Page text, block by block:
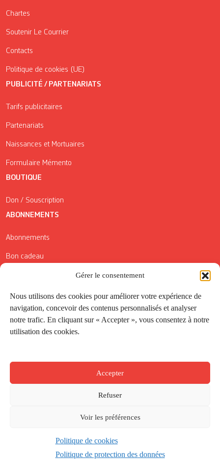
Gérer le consentement
Nous utilisons des cookies pour améliorer votre expérience de
navigation, concevoir des contenus personnalisés et analyser
notre trafic. En cliquant sur « Accepter », vous consentez à notre
utilisation des cookies.
Accepter
Refuser
Voir les préférences
Politique de cookies
Politique de protection des données
Chartes
Soutenir Le Courrier
Contacts
Politique de cookies (UE)
PUBLICITÉ / PARTENARIATS
Tarifs publicitaires
Partenariats
Naissances et Mortuaires
Formulaire Mémento
BOUTIQUE
Don / Souscription
ABONNEMENTS
Abonnements
Bon cadeau
Conditions générales de vente
Réductions de la Carte Côté Courrier
Application